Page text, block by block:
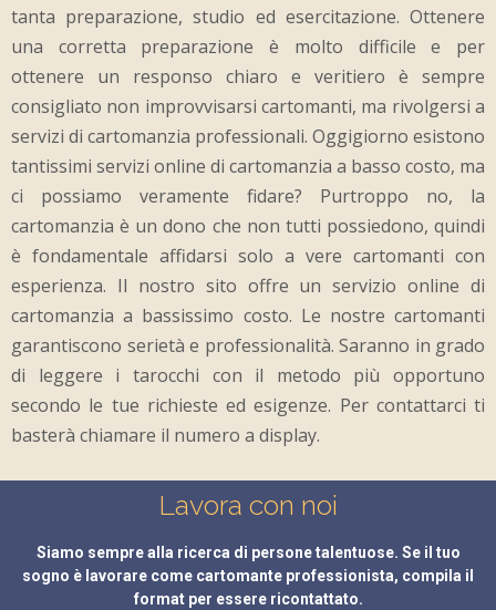
tanta preparazione, studio ed esercitazione. Ottenere
una corretta preparazione è molto difficile e per
ottenere un responso chiaro e veritiero è sempre
consigliato non improvvisarsi cartomanti, ma rivolgersi a
servizi di cartomanzia professionali. Oggigiorno esistono
tantissimi servizi online di cartomanzia a basso costo, ma
ci possiamo veramente fidare? Purtroppo no, la
cartomanzia è un dono che non tutti possiedono, quindi
è fondamentale affidarsi solo a vere cartomanti con
esperienza. Il nostro sito offre un servizio online di
cartomanzia a bassissimo costo. Le nostre cartomanti
garantiscono serietà e professionalità. Saranno in grado
di leggere i tarocchi con il metodo più opportuno
secondo le tue richieste ed esigenze. Per contattarci ti
basterà chiamare il numero a display.
Lavora con noi
Siamo sempre alla ricerca di persone talentuose. Se il tuo
sogno è lavorare come cartomante professionista, compila il
format per essere ricontattato.